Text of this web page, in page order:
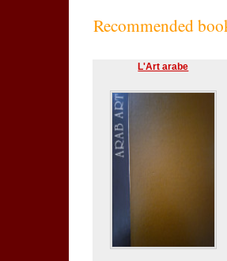
Recommended
L'Art arabe